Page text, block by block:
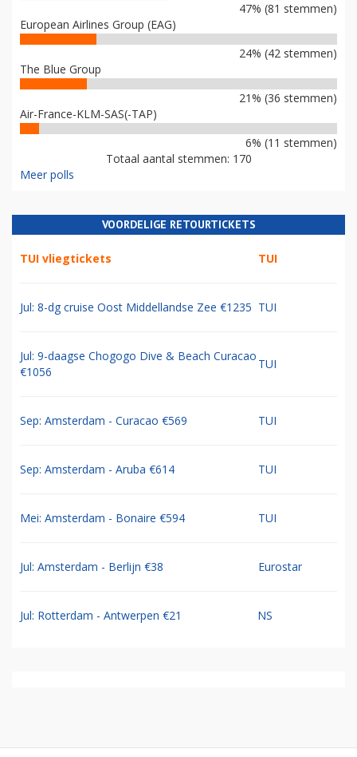
47% (81 stemmen)
European Airlines Group (EAG)
24% (42 stemmen)
The Blue Group
21% (36 stemmen)
Air-France-KLM-SAS(-TAP)
6% (11 stemmen)
Totaal aantal stemmen: 170
Meer polls
VOORDELIGE RETOURTICKETS
TUI vliegtickets TUI
Jul: 8-dg cruise Oost Middellandse Zee €1235 TUI
Jul: 9-daagse Chogogo Dive & Beach Curacao
€1056
TUI
Sep: Amsterdam - Curacao €569 TUI
Sep: Amsterdam - Aruba €614 TUI
Mei: Amsterdam - Bonaire €594 TUI
Jul: Amsterdam - Berlijn €38 Eurostar
Jul: Rotterdam - Antwerpen €21 NS